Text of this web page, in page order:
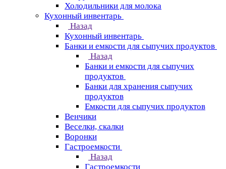
Холодильники для молока
Кухонный инвентарь
Назад
Кухонный инвентарь
Банки и емкости для сыпучих продуктов
Назад
Банки и емкости для сыпучих
продуктов
Банки для хранения сыпучих
продуктов
Емкости для сыпучих продуктов
Венчики
Веселки, скалки
Воронки
Гастроемкости
Назад
Гастроемкости